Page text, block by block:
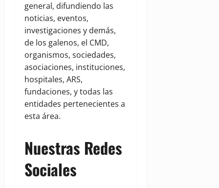
general, difundiendo las
noticias, eventos,
investigaciones y demás,
de los galenos, el CMD,
organismos, sociedades,
asociaciones, instituciones,
hospitales, ARS,
fundaciones, y todas las
entidades pertenecientes a
esta área.
Nuestras Redes
Sociales